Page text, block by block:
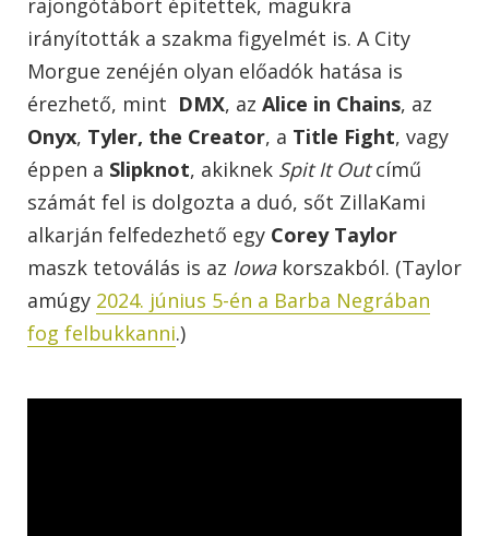
rajongótábort építettek, magukra
irányították a szakma figyelmét is. A City
Morgue zenéjén olyan előadók hatása is
érezhető, mint DMX, az Alice in Chains, az
Onyx, Tyler, the Creator, a Title Fight, vagy
éppen a Slipknot, akiknek Spit It Outcímű
számát fel is dolgozta a duó, sőt ZillaKami
alkarján felfedezhető egy Corey Taylor
maszk tetoválás is az Iowakorszakból. (Taylor
amúgy 2024. június 5-én a Barba Negrában
fog felbukkanni.)